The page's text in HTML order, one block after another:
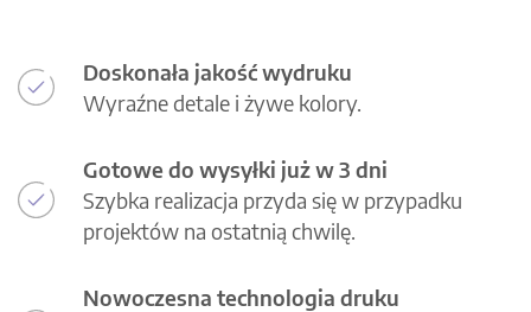
Doskonała jakość wydruku
Wyraźne detale i żywe kolory.
Gotowe do wysyłki już w 3 dni
Szybka realizacja przyda się w przypadku
projektów na ostatnią chwilę.
Nowoczesna technologia druku